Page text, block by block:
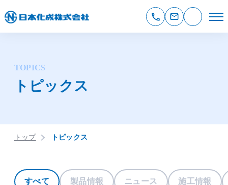
TOPICS
トピックス
トップ トピックス
すべて 製品情報 ニュース 施工情報